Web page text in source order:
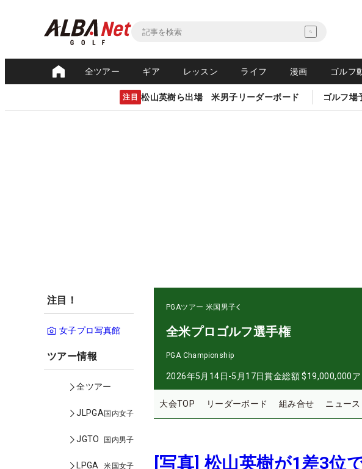
全ツアー ギア レッスン ライフ 漫画 ゴルフ
注目 松山英樹ら出場 米男子リーダーボード ゴルフ場
注目！
女子プロ写真館
ツアー情報
全ツアー
JLPGA国内女子
JGTO 国内男子
LPGA 米国女子
PGAツアー 米国男子
全米プロゴルフ選手権
PGA Championship
2026年5月14日-5月17日賞金総額 $19,000,000
大会TOP リーダーボード 組み合せ ニュース
[写真] 松山英樹が1差3